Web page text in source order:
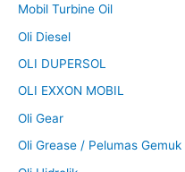
Mobil Turbine Oil
Oli Diesel
OLI DUPERSOL
OLI EXXON MOBIL
Oli Gear
Oli Grease / Pelumas Gemuk